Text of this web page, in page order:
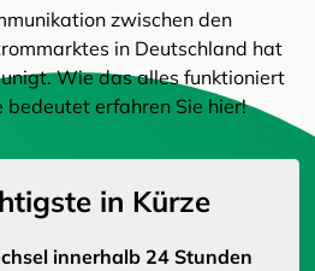
zwischen den
in Deutschland hat
Wie das alles funktioniert
bedeutet erfahren Sie hier!
in Kürze
innerhalb 24 Stunden